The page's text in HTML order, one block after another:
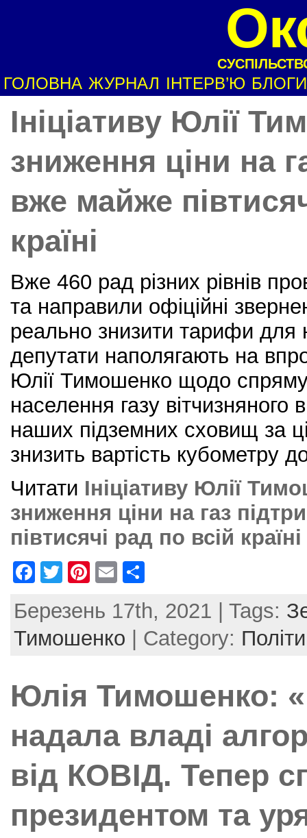
ГОЛОВНА ЖУРНАЛ ІНТЕРВ’Ю БЛОГИ
Ініціативу Юлії
зниження ціни на
вже майже
країні
Вже 460 рад різних рівнів
та направили офіційні
реально знизити тарифи для
депутати наполягають на
Юлії Тимошенко щодо
населення газу вітчизняного
наших підземних сховищ за
знизить вартість кубометру
Читати Ініціативу Юлії
зниження ціни на газ
півтисячі рад по всій країні
F
c
e
o
o
k
T
itt
er
Pi
er
e
E
ai
l
ar
e
Березень 17th, 2021 | Tags:
Тимошенко | Category:
Юлія Тимошенко:
надала владі
від КОВІД. Тепер
президентом та